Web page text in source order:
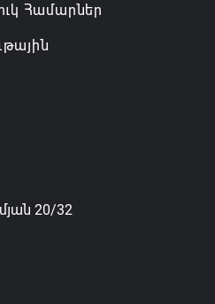
Համարներ
20/32